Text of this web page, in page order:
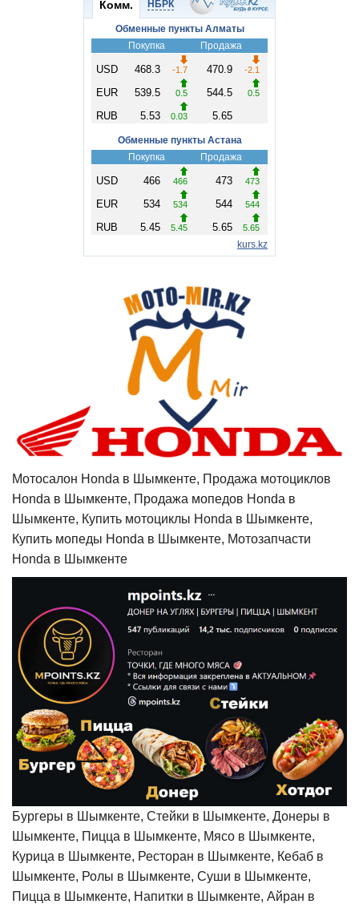
Мотосалон Honda в Шымкенте, Продажа мотоциклов
Honda в Шымкенте, Продажа мопедов Honda в
Шымкенте, Купить мотоциклы Honda в Шымкенте,
Купить мопеды Honda в Шымкенте, Мотозапчасти
Honda в Шымкенте
Бургеры в Шымкенте, Стейки в Шымкенте, Донеры в
Шымкенте, Пицца в Шымкенте, Мясо в Шымкенте,
Курица в Шымкенте, Ресторан в Шымкенте, Кебаб в
Шымкенте, Ролы в Шымкенте, Суши в Шымкенте,
Пицца в Шымкенте, Напитки в Шымкенте, Айран в